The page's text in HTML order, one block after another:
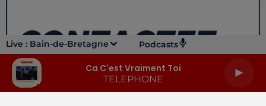
Live : Bain-de-Bretagne Podcasts
Ca C'est Vraiment Toi
TELEPHONE